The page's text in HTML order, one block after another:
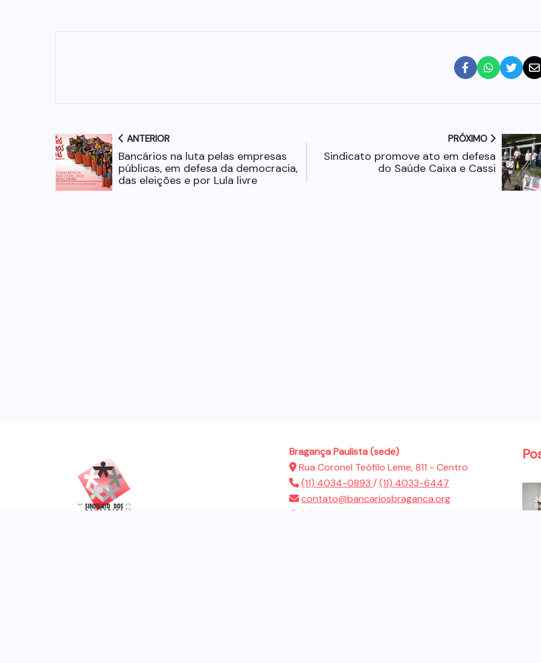
ANTERIOR
Bancários na luta pelas empresas
públicas, em defesa da democracia,
das eleições e por Lula livre
PRÓXIMO
Sindicato promove ato em defesa
do Saúde Caixa e Cassi
Bragança Paulista (sede)
Rua Coronel Teófilo Leme, 811 - Centro
(11) 4034-0893 /(11) 4033-6447
contato@bancariosbraganca.org
(11) 94286-5522